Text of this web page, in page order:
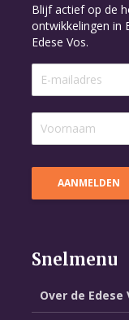
Blijf actief op de
ontwikkelingen in
Edese Vos.
Snelmenu
Over de Edese